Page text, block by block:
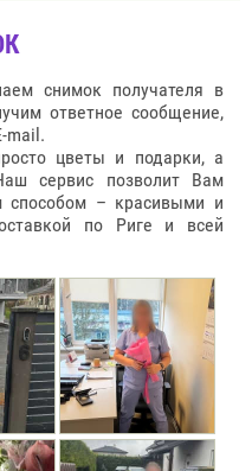
снимок получателя в
ответное сообщение,
mail.
цветы и подарки, а
сервис позволит Вам
способом – красивыми и
по Риге и всей